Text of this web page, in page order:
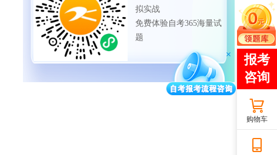
拟实战
免费体验自考365海量试
题
购物车